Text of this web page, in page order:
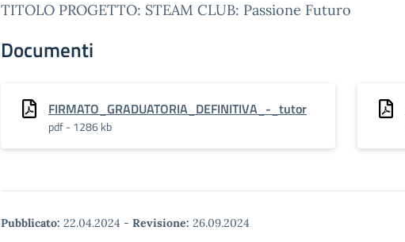
TITOLO PROGETTO: STEAM CLUB: Passione Futuro
Documenti
FIRMATO_GRADUATORIA_DEFINITIVA_-_tutor
pdf - 1286 kb
Pubblicato: 22.04.2024 - Revisione: 26.09.2024